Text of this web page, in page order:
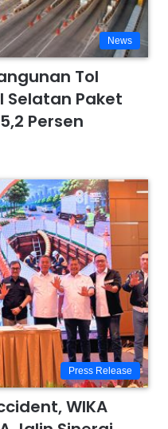
News
Tol
Selatan Paket
Persen
Press Release
WIKA